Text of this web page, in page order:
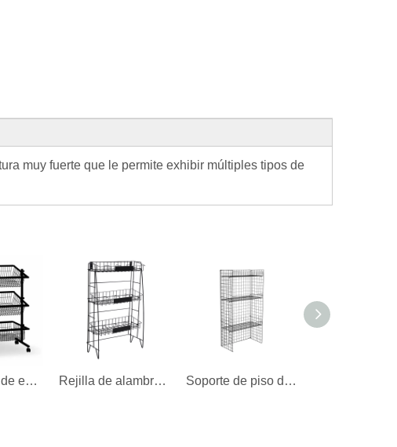
muy fuerte que le permite exhibir múltiples tipos de
Contenedor de exhibición de impulso de 6 cestas Rejilla de alambre de tres estantes Soporte de piso de alambre para 3 estantes